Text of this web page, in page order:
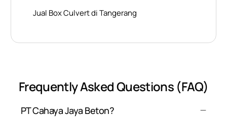
Jual Box Culvert di Tangerang
Frequently Asked Questions (FAQ)
PT Cahaya Jaya Beton?